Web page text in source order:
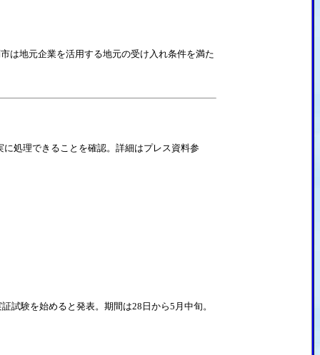
地元企業を活用する地元の受け入れ条件を満た
処理できることを確認。詳細はプレス資料参
試験を始めると発表。期間は28日から5月中旬。